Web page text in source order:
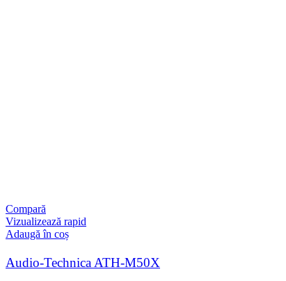
Compară
Vizualizează rapid
Adaugă în coș
Audio-Technica ATH-M50X